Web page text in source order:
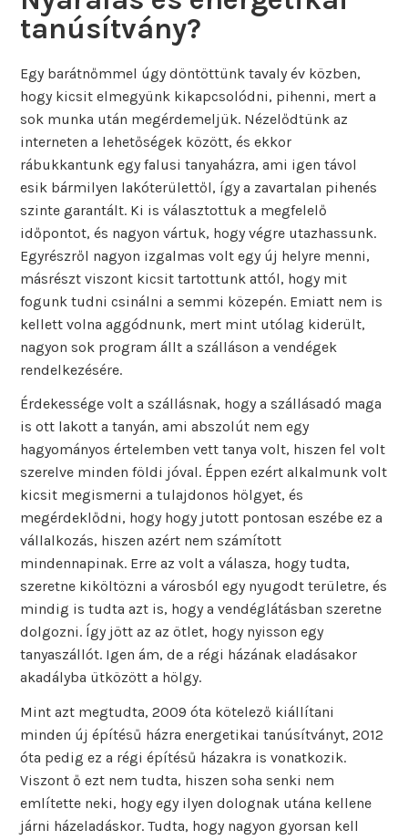
tanúsítvány?
Egy barátnőmmel úgy döntöttünk tavaly év közben,
hogy kicsit elmegyünk kikapcsolódni, pihenni, mert a
sok munka után megérdemeljük. Nézelődtünk az
interneten a lehetőségek között, és ekkor
rábukkantunk egy falusi tanyaházra, ami igen távol
esik bármilyen lakóterülettől, így a zavartalan pihenés
szinte garantált. Ki is választottuk a megfelelő
időpontot, és nagyon vártuk, hogy végre utazhassunk.
Egyrészről nagyon izgalmas volt egy új helyre menni,
másrészt viszont kicsit tartottunk attól, hogy mit
fogunk tudni csinálni a semmi közepén. Emiatt nem is
kellett volna aggódnunk, mert mint utólag kiderült,
nagyon sok program állt a szálláson a vendégek
rendelkezésére.
Érdekessége volt a szállásnak, hogy a szállásadó maga
is ott lakott a tanyán, ami abszolút nem egy
hagyományos értelemben vett tanya volt, hiszen fel volt
szerelve minden földi jóval. Éppen ezért alkalmunk volt
kicsit megismerni a tulajdonos hölgyet, és
megérdeklődni, hogy hogy jutott pontosan eszébe ez a
vállalkozás, hiszen azért nem számított
mindennapinak. Erre az volt a válasza, hogy tudta,
szeretne kiköltözni a városból egy nyugodt területre, és
mindig is tudta azt is, hogy a vendéglátásban szeretne
dolgozni. Így jött az az ötlet, hogy nyisson egy
tanyaszállót. Igen ám, de a régi házának eladásakor
akadályba ütközött a hölgy.
Mint azt megtudta, 2009 óta kötelező kiállítani
minden új építésű házra energetikai tanúsítványt, 2012
óta pedig ez a régi építésű házakra is vonatkozik.
Viszont ő ezt nem tudta, hiszen soha senki nem
említette neki, hogy egy ilyen dolognak utána kellene
járni házeladáskor. Tudta, hogy nagyon gyorsan kell